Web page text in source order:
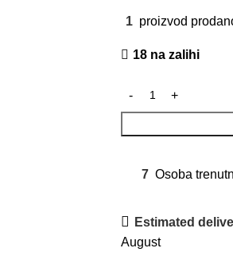
1 proizvod
18 na zalihi
7 Osoba
Estimated
August